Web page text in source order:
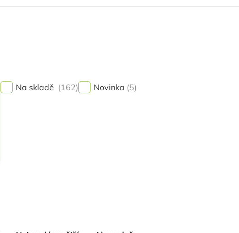
Na skladě 162 Novinka 5